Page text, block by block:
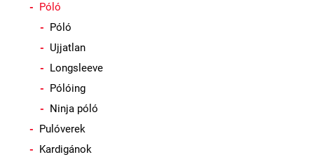
Póló
Póló
Ujjatlan
Longsleeve
Pólóing
Ninja póló
Pulóverek
Kardigánok